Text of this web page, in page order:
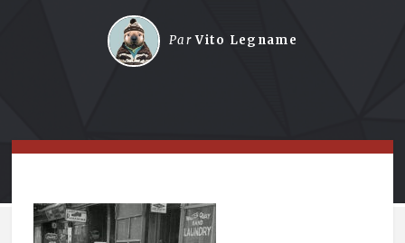
ParVito Legname